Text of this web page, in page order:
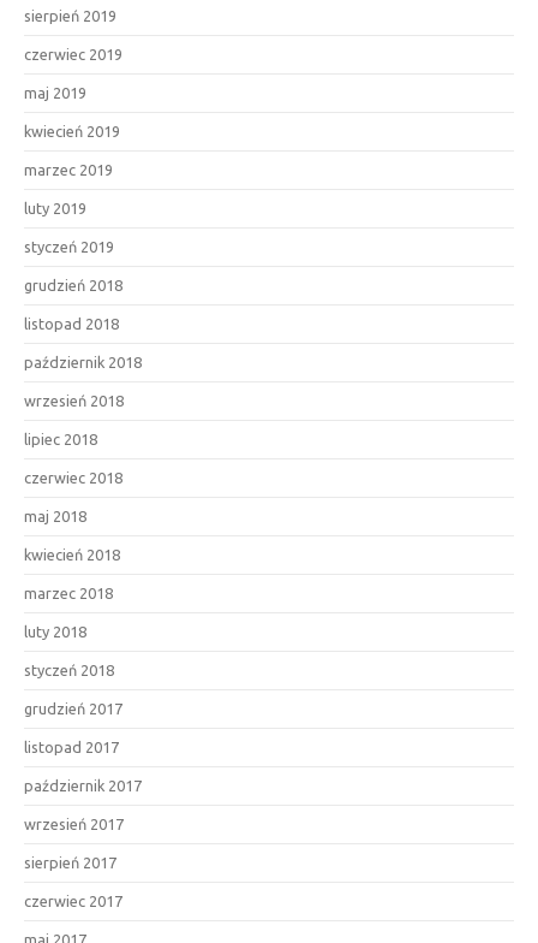
sierpień 2019
czerwiec 2019
maj 2019
kwiecień 2019
marzec 2019
luty 2019
styczeń 2019
grudzień 2018
listopad 2018
październik 2018
wrzesień 2018
lipiec 2018
czerwiec 2018
maj 2018
kwiecień 2018
marzec 2018
luty 2018
styczeń 2018
grudzień 2017
listopad 2017
październik 2017
wrzesień 2017
sierpień 2017
czerwiec 2017
maj 2017